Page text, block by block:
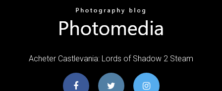
Acheter Castlevania: Lords of Shadow 2 Steam